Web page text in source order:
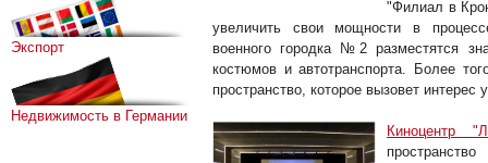
Экспорт
Недвижимость в Германии
"Филиал в
увеличить свои мощности в
военного городка №2 разместятся
костюмов и автотранспорта. Более
пространство, которое вызовет интерес
Киноцентр